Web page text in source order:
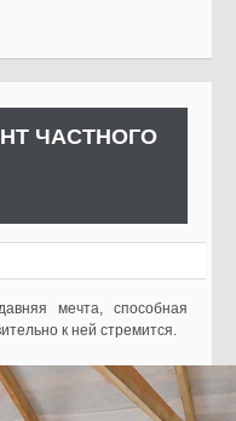
ЧАСТНОГО
мечта, способная
к ней стремится.